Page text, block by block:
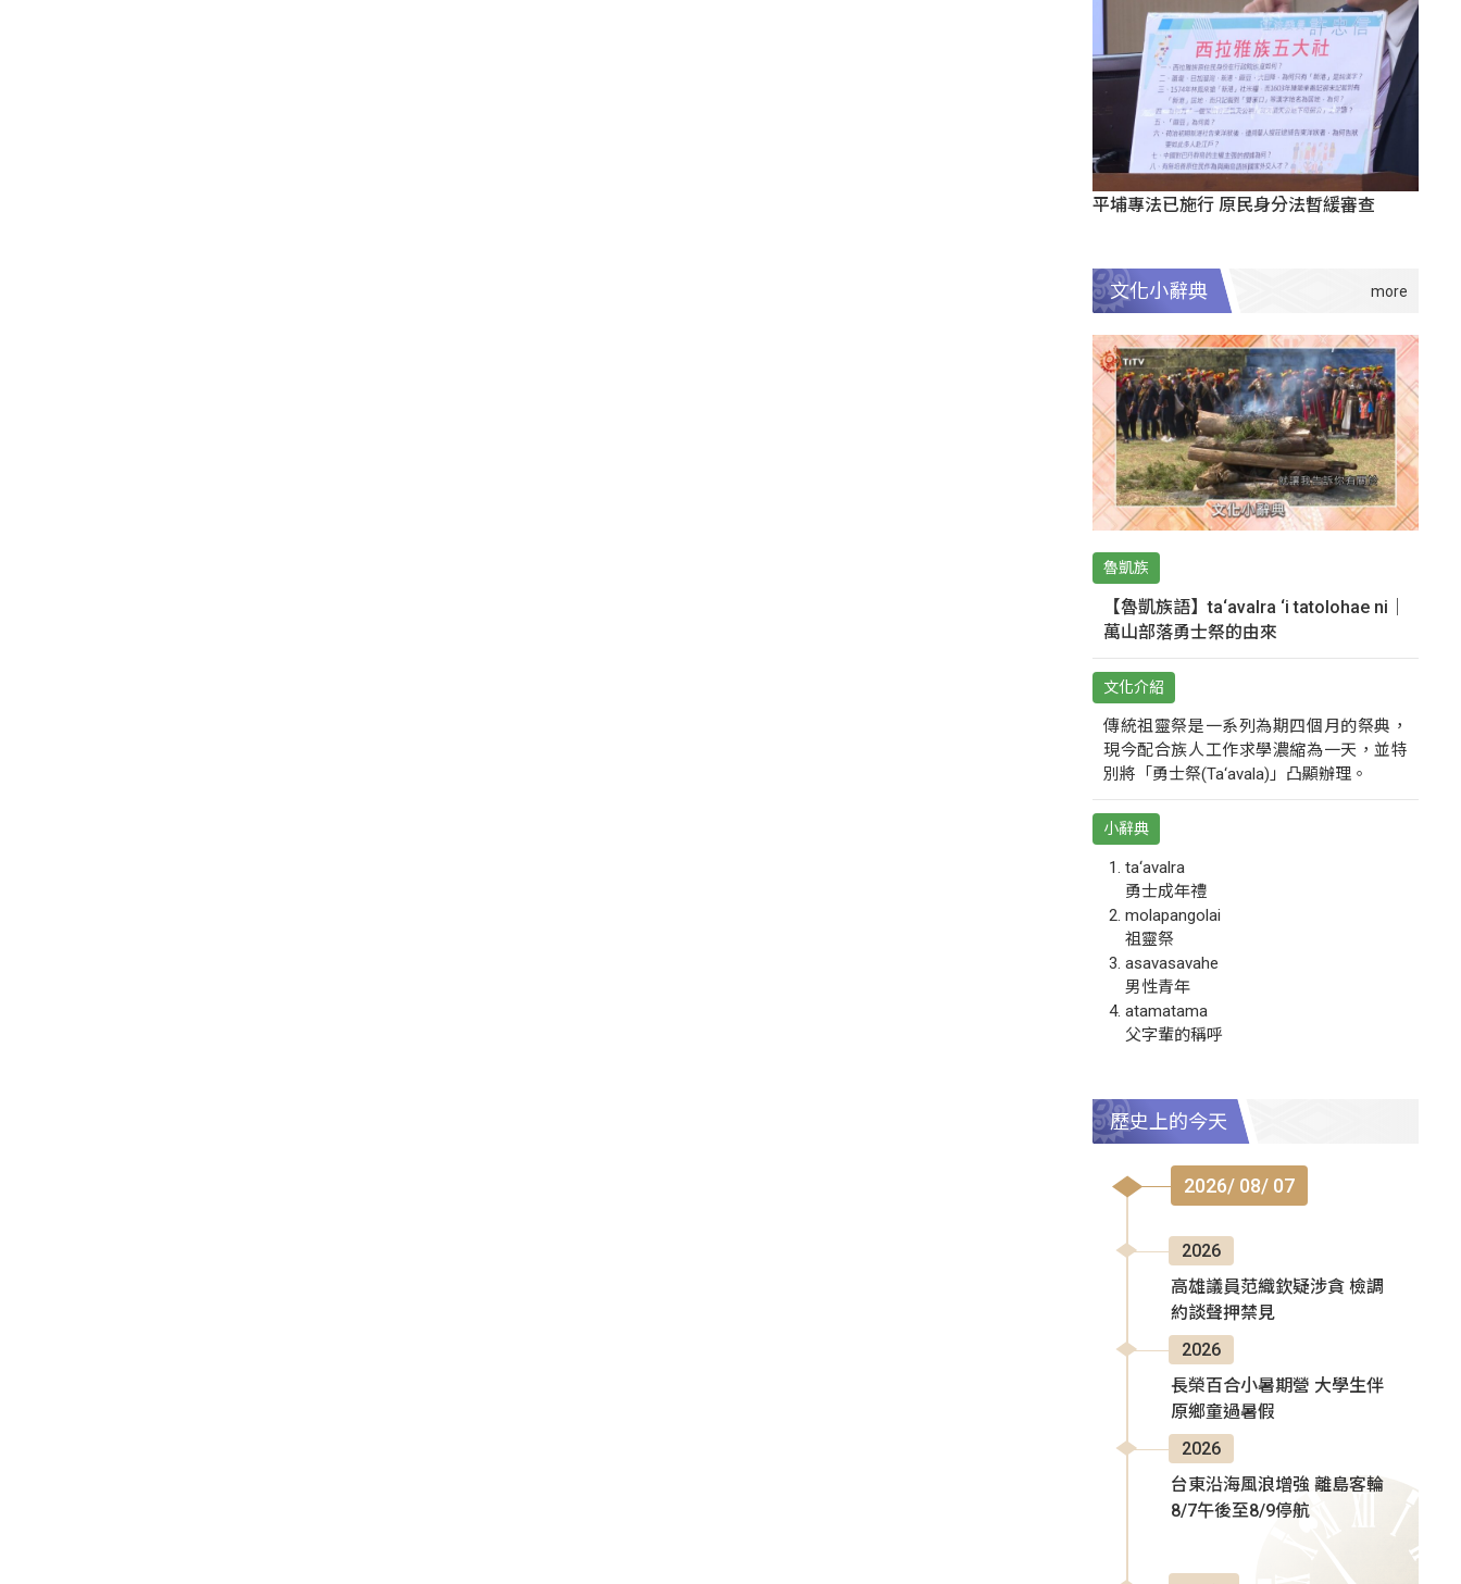
平埔專法已施行 原民身分法暫緩審查
文化小辭典
魯凱族
【魯凱族語】ta‘avalra ‘i tatolohae ni｜
萬山部落勇士祭的由來
文化介紹
傳統祖靈祭是一系列為期四個月的祭典，
現今配合族人工作求學濃縮為一天，並特
別將「勇士祭(Ta‘avala)」凸顯辦理。
小辭典
ta‘avalra
勇士成年禮
molapangolai
祖靈祭
asavasavahe
男性青年
atamatama
父字輩的稱呼
歷史上的今天
2026/ 08/ 07
2026
高雄議員范織欽疑涉貪 檢調
約談聲押禁見
2026
長榮百合小暑期營 大學生伴
原鄉童過暑假
2026
台東沿海風浪增強 離島客輪
8/7午後至8/9停航